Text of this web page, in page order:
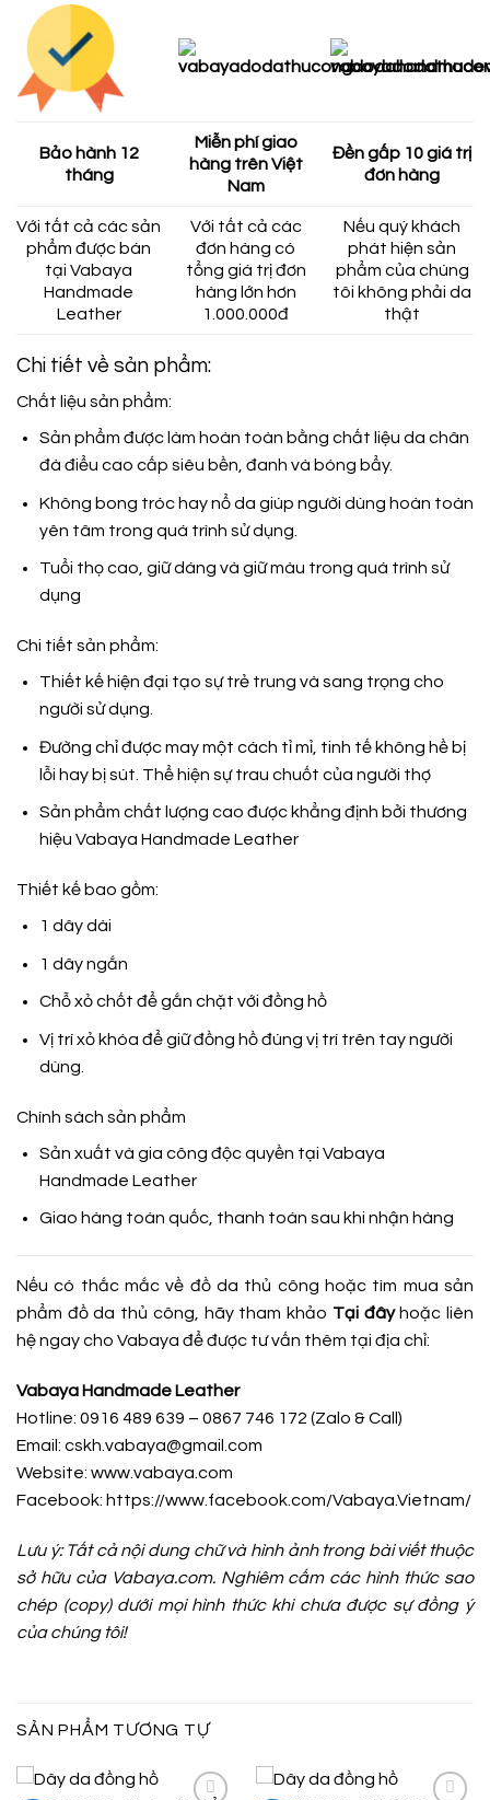
Bảo hành 12
tháng
Miễn phí giao
hàng trên Việt
Nam
Đền gấp 10 giá trị
đơn hàng
Với tất cả các sản
phẩm được bán
tại Vabaya
Handmade
Leather
Với tất cả các
đơn hàng có
tổng giá trị đơn
hàng lớn hơn
1.000.000đ
Nếu quý khách
phát hiện sản
phẩm của chúng
tôi không phải da
thật
Chi tiết về sản phẩm:
Chất liệu sản phẩm:
Sản phẩm được làm hoàn toàn bằng chất liệu da chân
đà điểu cao cấp siêu bền, đanh và bóng bẩy.
Không bong tróc hay nổ da giúp người dùng hoàn toàn
yên tâm trong quá trình sử dụng.
Tuổi thọ cao, giữ dáng và giữ màu trong quá trình sử
dụng
Chi tiết sản phẩm:
Thiết kế hiện đại tạo sự trẻ trung và sang trọng cho
người sử dụng.
Đường chỉ được may một cách tỉ mỉ, tinh tế không hề bị
lỗi hay bị sút. Thể hiện sự trau chuốt của người thợ
Sản phẩm chất lượng cao được khẳng định bởi thương
hiệu Vabaya Handmade Leather
Thiết kế bao gồm:
1 dây dài
1 dây ngắn
Chỗ xỏ chốt để gắn chặt với đồng hồ
Vị trí xỏ khóa để giữ đồng hồ đúng vị trí trên tay người
dùng.
Chính sách sản phẩm
Sản xuất và gia công độc quyền tại Vabaya
Handmade Leather
Giao hàng toàn quốc, thanh toán sau khi nhận hàng
Nếu có thắc mắc về đồ da thủ công hoặc tìm mua sản
phẩm đồ da thủ công, hãy tham khảo Tại đâyhoặc liên
hệ ngay cho Vabaya để được tư vấn thêm tại địa chỉ:
Vabaya Handmade Leather
Hotline: 0916 489 639 – 0867 746 172 (Zalo & Call)
Email: cskh.vabaya@gmail.com
Website: www.vabaya.com
Facebook: https://www.facebook.com/Vabaya.Vietnam/
Lưu ý: Tất cả nội dung chữ và hình ảnh trong bài viết thuộc
sở hữu của Vabaya.com. Nghiêm cấm các hình thức sao
chép (copy) dưới mọi hình thức khi chưa được sự đồng ý
của chúng tôi!
SẢN PHẨM TƯƠNG TỰ